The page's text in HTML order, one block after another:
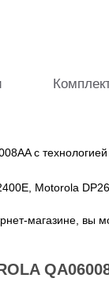
с
Motorola
магазине, вы